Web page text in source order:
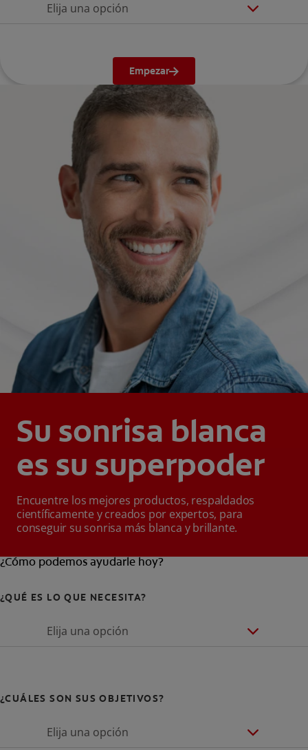
Elija una opción
Empezar
Su sonrisa blanca
es su superpoder
Encuentre los mejores productos, respaldados
científicamente y creados por expertos, para
conseguir su sonrisa más blanca y brillante.
¿Cómo podemos ayudarle hoy?
¿QUÉ ES LO QUE NECESITA?
Elija una opción
¿CUÁLES SON SUS OBJETIVOS?
Elija una opción